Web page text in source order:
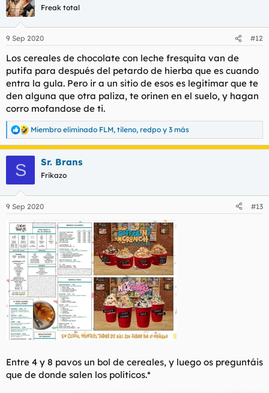
c
i
e
:
Freak total
9 Sep 2020 #12
Los cereales de chocolate con leche fresquita van de
putifa para después del petardo de hierba que es cuando
entra la gula. Pero ir a un sitio de esos es legitimar que te
den alguna que otra paliza, te orinen en el suelo, y hagan
corro mofandose de ti.
R
e
e
Miembro eliminado FLM, tileno, redpo y 3 más
S Sr. Brans
Frikazo
9 Sep 2020 #13
Entre 4 y 8 pavos un bol de cereales, y luego os preguntáis
que de donde salen los políticos.*